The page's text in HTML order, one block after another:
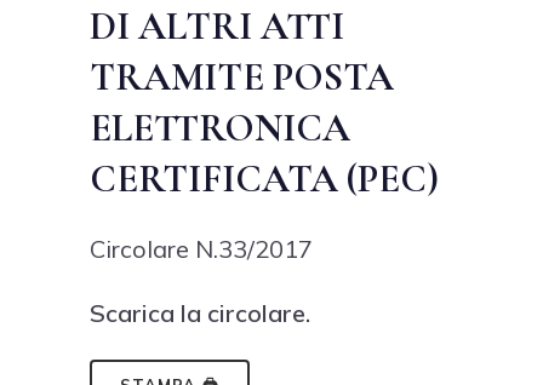
DI ALTRI ATTI
TRAMITE POSTA
ELETTRONICA
CERTIFICATA (PEC)
Circolare N.33/2017
Scarica la circolare.